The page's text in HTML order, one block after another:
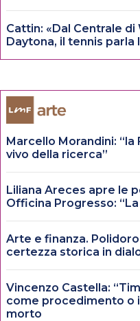
Cattin: «Dal Centrale
Daytona, il tennis parla
Marcello Morandini:
vivo della ricerca”
Liliana Areces apre le
Officina Progresso:
Arte e finanza.
certezza storica in
Vincenzo Castella:
come procedimento o
morto